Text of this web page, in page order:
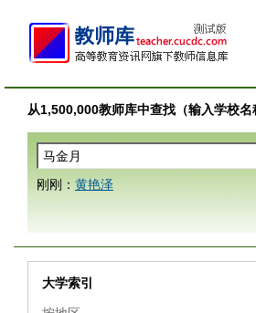
从1,500,000教师库中查找（输入学校名
刚刚： 黄艳泽
大学索引